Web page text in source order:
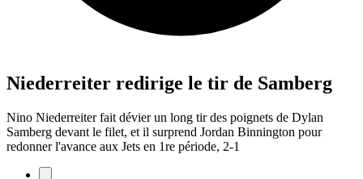
Niederreiter redirige le tir de Samberg
Nino Niederreiter fait dévier un long tir des poignets de Dylan
Samberg devant le filet, et il surprend Jordan Binnington pour
redonner l'avance aux Jets en 1re période, 2-1